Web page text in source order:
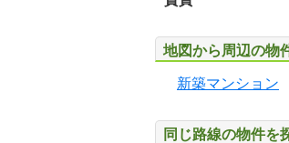
地図から周辺の物
新築マンション
同じ路線の物件を